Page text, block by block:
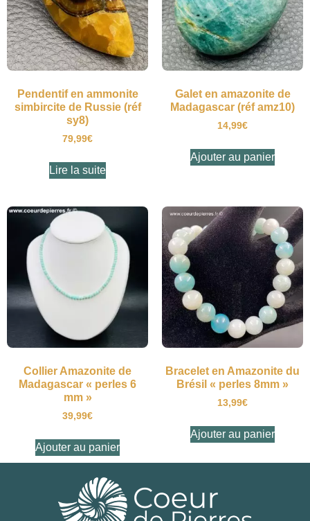
Pendentif en ammonite
simbircite de Russie (réf
sy8)
79,99€
Lire la suite
Galet en amazonite de
Madagascar (réf amz10)
14,99€
Ajouter au panier
Collier Amazonite de
Madagascar « perles 6
mm »
39,99€
Ajouter au panier
Bracelet en Amazonite du
Brésil « perles 8mm »
13,99€
Ajouter au panier